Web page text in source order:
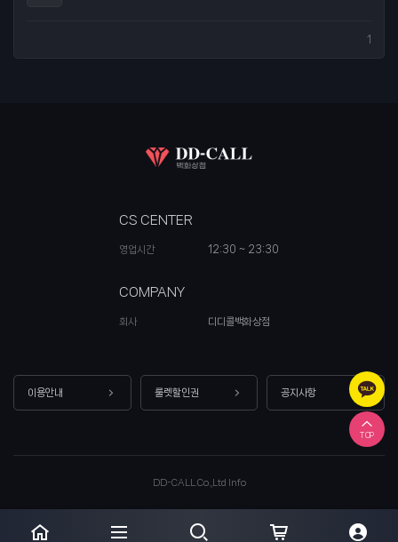
1
CS CENTER
영업시간 12:30 ~ 23:30
COMPANY
회사 디디콜백화상점
이용안내 룰렛할인권 공지사항
DD-CALL.Co.,Ltd Info
TOP